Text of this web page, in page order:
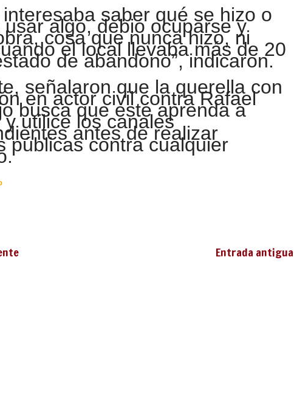
interesaba saber qué se hizo o
algo, debió ocuparse y
cosa que nunca hizo, ni
el local llevaba más de 20
de abandono”, indicaron.
señalaron que la querella con
en actor civil contra Rafael
busca que este aprenda a
y utilice los canales
antes de realizar
públicas contra cualquier
Entrada antigua